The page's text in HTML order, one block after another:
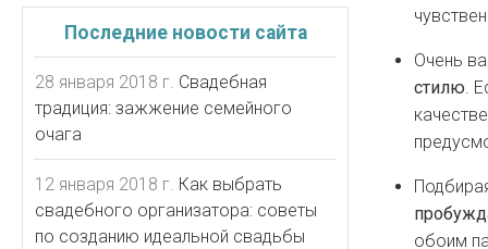
Очень
стилю.
обоим
Последние новости сайта
28 января 2018 г. Свадебная
традиция: зажжение семейного
очага
12 января 2018 г. Как выбрать
свадебного организатора: советы
по созданию идеальной свадьбы